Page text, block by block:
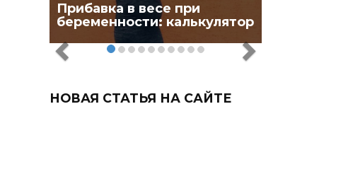
Прибавка в весе при
беременности: калькулятор
НОВАЯ СТАТЬЯ НА САЙТЕ